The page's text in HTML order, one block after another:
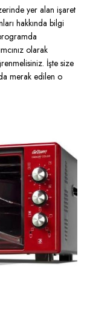
yer alan işaret
hakkında bilgi
olarak
İşte size
merak edilen o